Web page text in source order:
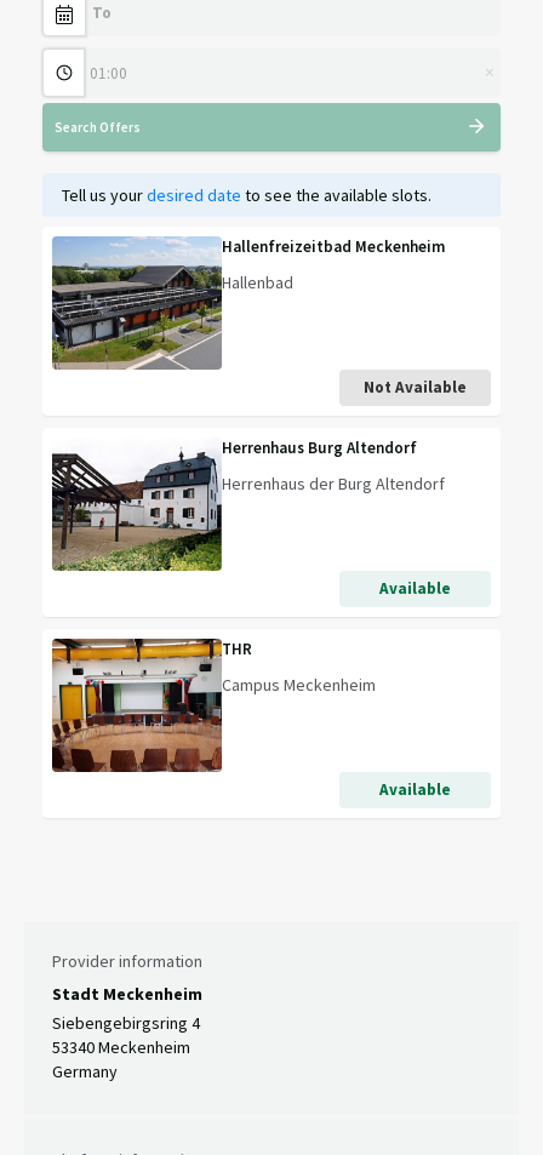
×
Search Offers
Tell us yourdesired date to see the available slots.
Hallenfreizeitbad Meckenheim
Hallenbad
Not Available
Herrenhaus Burg Altendorf
Herrenhaus der Burg Altendorf
Available
THR
Campus Meckenheim
Available
Provider information
Stadt Meckenheim
Siebengebirgsring 4
53340 Meckenheim
Germany